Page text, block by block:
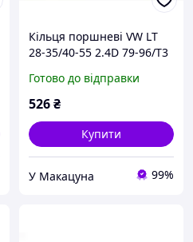
Кільця поршневі VW LT
28-35/40-55 2.4D 79-96/T3
(1.75-2-3) 029 55 N1TD
Готово до відправки
526₴
Купити
У Макацуна 99%